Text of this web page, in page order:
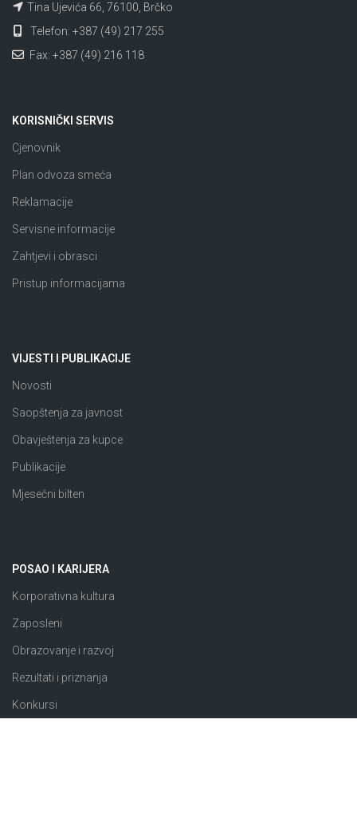
Tina Ujevića 66, 76100, Brčko
Telefon: +387 (49) 217 255
Fax: +387 (49) 216 118
KORISNIČKI SERVIS
Cjenovnik
Plan odvoza smeća
Reklamacije
Servisne informacije
Zahtjevi i obrasci
Pristup informacijama
VIJESTI I PUBLIKACIJE
Novosti
Saopštenja za javnost
Obavještenja za kupce
Publikacije
Mjesečni bilten
POSAO I KARIJERA
Korporativna kultura
Zaposleni
Obrazovanje i razvoj
Rezultati i priznanja
Konkursi